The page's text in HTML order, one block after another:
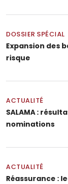
DOSSIER SPÉCIAL
Expansion des
risque
ACTUALITÉ
SALAMA :
nominations
ACTUALITÉ
Réassurance :